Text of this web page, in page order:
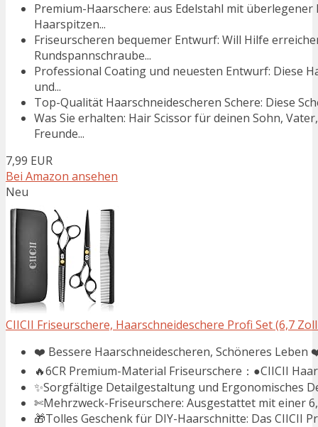
Premium-Haarschere: aus Edelstahl mit
Haarspitzen...
Friseurscheren bequemer Entwurf: Will Hilfe
Rundspannschraube...
Professional Coating und neuesten Entwurf: Diese
und...
Top-Qualität Haarschneidescheren Schere: Diese
Was Sie erhalten: Hair Scissor für deinen Sohn,
Freunde...
7,99 EUR
Bei Amazon ansehen
Neu
CIICII Friseurschere, Haarschneideschere Profi Set (6,7
❤️ Bessere Haarschneidescheren, Schöneres Leben
🔥6CR Premium-Material Friseurschere：●CIICII
✨Sorgfältige Detailgestaltung und Ergonomisches
✄Mehrzweck-Friseurschere: Ausgestattet mit einer
🎁Tolles Geschenk für DIY-Haarschnitte: Das CIICII